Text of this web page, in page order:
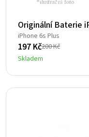
Originální Baterie
iPhone 6s Plus
200Kč
Původní
cena
byla:
200 Kč.
197 Kč
Aktuální
cena
je:
197 Kč.
Skladem